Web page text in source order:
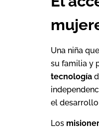
Una niña
su familia y
tecnología
el
Los